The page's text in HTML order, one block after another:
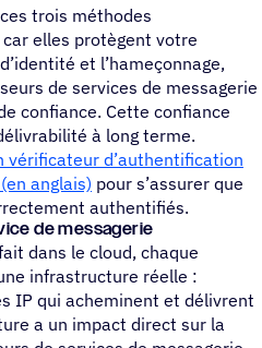
trois méthodes
elles protègent votre
et l’hameçonnage,
de services de messagerie
confiance. Cette confiance
à long terme.
vérificateur d’authentification
anglais) pour s’assurer que
authentifiés.
de messagerie
dans le cloud, chaque
infrastructure réelle :
IP qui acheminent et délivrent
a un impact direct sur la